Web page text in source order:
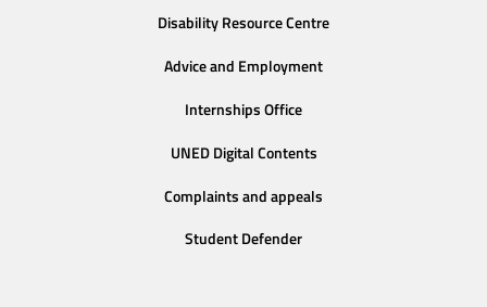
Disability Resource Centre
Advice and Employment
Internships Office
UNED Digital Contents
Complaints and appeals
Student Defender